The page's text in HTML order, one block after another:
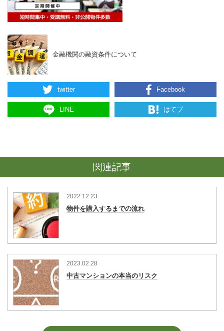
金融機関の融資条件について
twitter Facebook
LINE はてブ
関連記事
物件を購入するまでの流れ
2022.12.23
中古マンションの本当のリスク
2023.02.28